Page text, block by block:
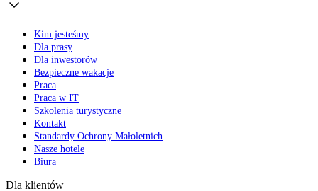
Kim jesteśmy
Dla prasy
Dla inwestorów
Bezpieczne wakacje
Praca
Praca w IT
Szkolenia turystyczne
Kontakt
Standardy Ochrony Małoletnich
Nasze hotele
Biura
Dla klientów